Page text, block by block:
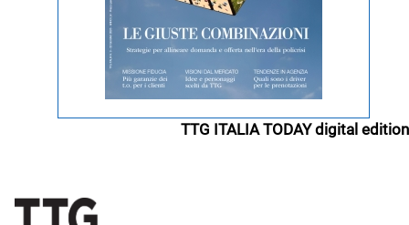
TTG ITALIA TODAY digital edition